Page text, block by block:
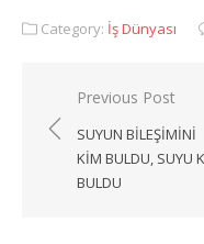
Category: İş Dünyası
Yazı
gezinmesi
Previous Post
SUYUN BILEŞIMINI
KIM BULDU, SUYU
BULDU